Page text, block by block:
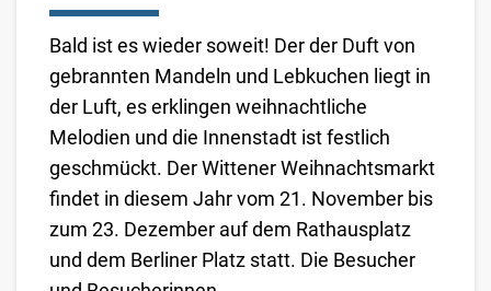
Bald ist es wieder soweit! Der der Duft von
gebrannten Mandeln und Lebkuchen liegt in
der Luft, es erklingen weihnachtliche
Melodien und die Innenstadt ist festlich
geschmückt. Der Wittener Weihnachtsmarkt
findet in diesem Jahr vom 21. November bis
zum 23. Dezember auf dem Rathausplatz
und dem Berliner Platz statt. Die Besucher